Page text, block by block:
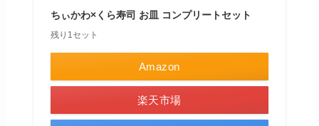
ちぃかわ×くら寿司 お皿 コンプリートセット
残り1セット
Amazon
楽天市場